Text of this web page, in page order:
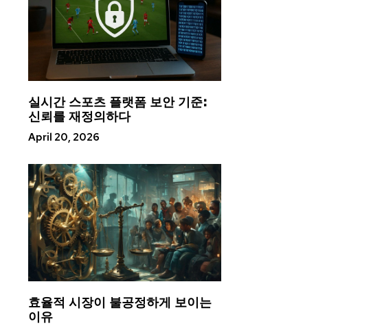
실시간 스포츠 플랫폼 보안 기준:
신뢰를 재정의하다
April 20, 2026
효율적 시장이 불공정하게 보이는
이유